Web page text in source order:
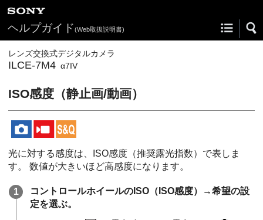
ヘルプガイド(Web取扱説明書)
レンズ交換式デジタルカメラ
ILCE-7M4 α7IV
ISO感度 （静止画/動画）
光に対する感度は、ISO感度（推奨露光指数）で表しま
す。 数値が大きいほど高感度になります。
コントロールホイールのISO（ISO感度）→希望の設
定を選ぶ。